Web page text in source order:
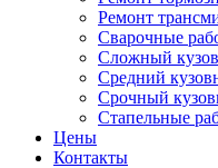
Ремонт
Сварочные
Сложный
Средний
Срочный
Стапельные
Цены
Контакты